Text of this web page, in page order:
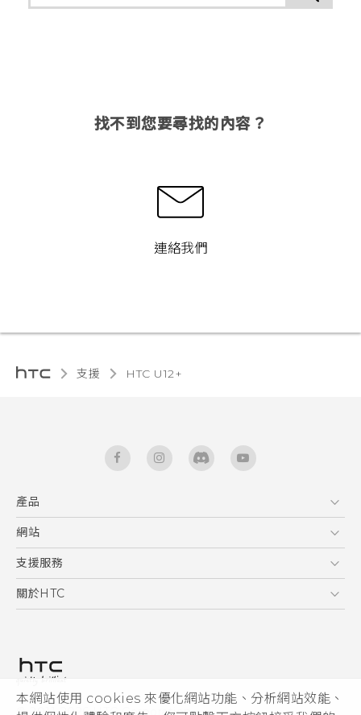
本網站使用 cookies 來優化網站功能、分析網站效能、
找不到您要尋找的內容？
連絡我們
支援 HTC U12+‎
產品
5G
智能手機
區塊鍊手機
網站
HTC Dev
HTC Research
支援服務
服務中心
關於HTC
私隱政策
產品安全
© 2011-2026 HTC Corporation